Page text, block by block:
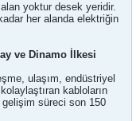
alan yoktur desek yeridir.
her alanda elektriğin
ve Dinamo İlkesi
ulaşım, endüstriyel
kabloların
gelişim süreci son 150